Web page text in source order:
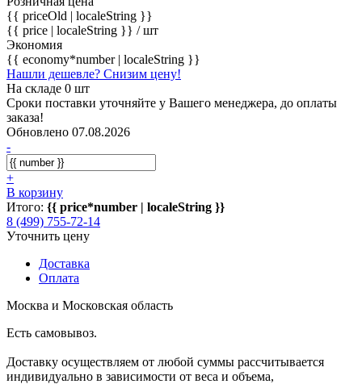
{{ priceOld | localeString }}
{{ price | localeString }} / шт
Экономия
{{ economy*number | localeString }}
Нашли дешевле? Снизим цену!
На складе 0 шт
Сроки поставки уточняйте у Вашего менеджера, до оплаты
заказа!
Обновлено 07.08.2026
-
+
В корзину
Итого: {{ price*number | localeString }}
8 (499) 755-72-14
Уточнить цену
Доставка
Оплата
Москва и Московская область
Есть самовывоз.
Доставку осуществляем от любой суммы рассчитывается
индивидуально в зависимости от веса и объема,